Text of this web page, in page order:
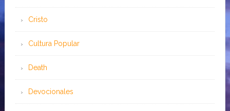
Cristo
Cultura Popular
Death
Devocionales